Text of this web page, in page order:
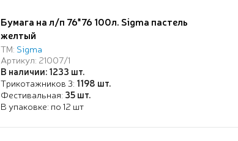
Бумага на л/п 76*76 100л. Sigma пастель
желтый
ТМ: Sigma
Артикул: 21007/1
В наличии: 1233 шт.
Трикотажников 3: 1198 шт.
Фестивальная: 35 шт.
В упаковке: по 12 шт